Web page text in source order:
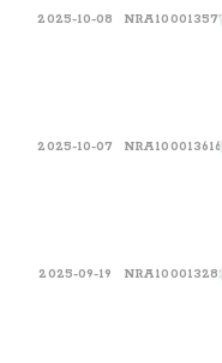
2025-10-08 NRA100013577
2025-10-07 NRA100013616
2025-09-19 NRA100013282